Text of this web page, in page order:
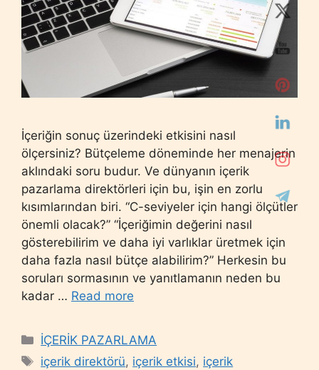
İçeriğin sonuç üzerindeki etkisini nasıl
ölçersiniz? Bütçeleme döneminde her menajerin
aklındaki soru budur. Ve dünyanın içerik
pazarlama direktörleri için bu, işin en zorlu
kısımlarından biri. “C-seviyeler için hangi ölçütler
önemli olacak?” “İçeriğimin değerini nasıl
gösterebilirim ve daha iyi varlıklar üretmek için
daha fazla nasıl bütçe alabilirim?” Herkesin bu
soruları sormasının ve yanıtlamanın neden bu
kadar … Read more
Categories
İÇERİK PAZARLAMA
Tags
içerik direktörü, içerik etkisi, içerik